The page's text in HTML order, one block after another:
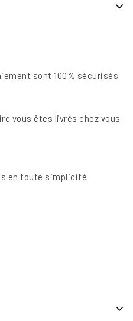
sont 100% sécurisés
vous êtes livrés chez vous
en toute simplicité